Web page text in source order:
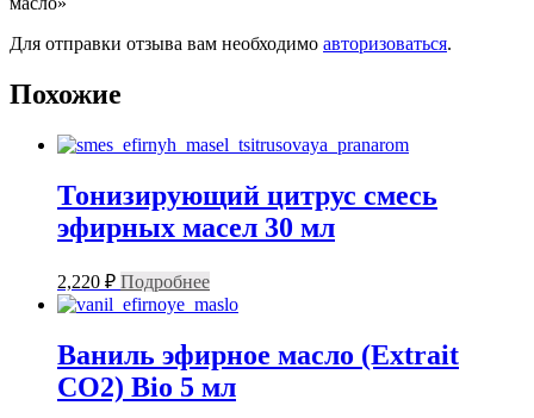
Для отправки отзыва вам необходимо авторизоваться.
Похожие
Тонизирующий цитрус смесь
эфирных масел 30 мл
2,220 ₽ Подробнее
Ваниль эфирное масло (Extrait
CO2) Bio 5 мл